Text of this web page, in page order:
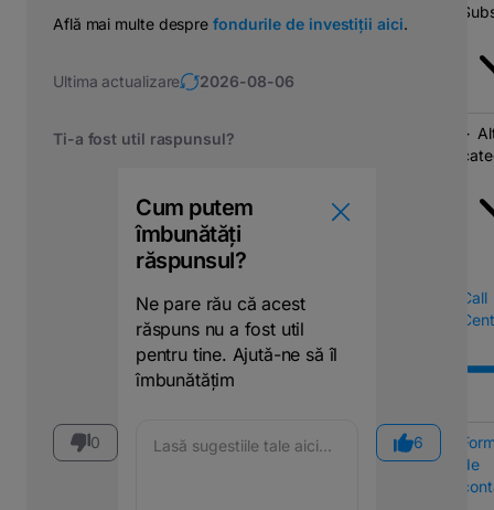
Call
de
Află mai multe desprefondurile de investiții aici.
Ultima actualizare 2026-08-06
Ti-a fost util raspunsul?
0
Cum putem
îmbunătăți
răspunsul?
Ne pare rău că acest
răspuns nu a fost util
pentru tine. Ajută-ne să îl
îmbunătățim
6